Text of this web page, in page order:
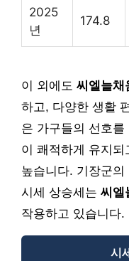
2025
년
174.8
이 외에도 씨엘늘채
하고, 다양한 생활
은 가구들의 선호
이 쾌적하게 유지
높습니다. 기장군의
시세 상승세는 씨엘
작용하고 있습니다.
시